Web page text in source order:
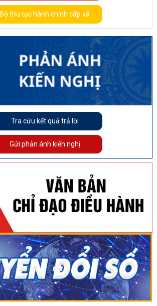
Bộ thủ tục hành chính cấp xã
Tra cứu kết quả trả lời
Gửi phản ánh kiến nghị